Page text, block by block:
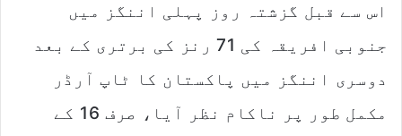
اس سے قبل گزشتہ روز پہلی اننگز میں
جنوبی افریقہ کی 71 رنز کی برتری کے بعد
دوسری اننگز میں پاکستان کا ٹاپ آرڈر
مکمل طور پر ناکام نظر آیا، صرف 16 کے